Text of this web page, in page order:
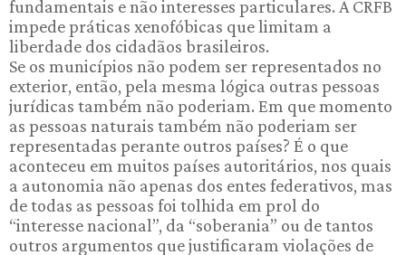
fundamentais e não interesses particulares. A CRFB
impede práticas xenofóbicas que limitam a
liberdade dos cidadãos brasileiros.
Se os municípios não podem ser representados no
exterior, então, pela mesma lógica outras pessoas
jurídicas também não poderiam. Em que momento
as pessoas naturais também não poderiam ser
representadas perante outros países? É o que
aconteceu em muitos países autoritários, nos quais
a autonomia não apenas dos entes federativos, mas
de todas as pessoas foi tolhida em prol do
“interesse nacional”, da “soberania” ou de tantos
outros argumentos que justificaram violações de